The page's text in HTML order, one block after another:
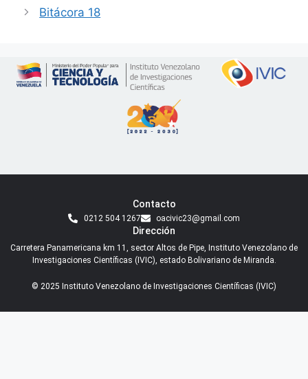
Bitácora 18
Contacto
0212 504 1267 oacivic23@gmail.com
Dirección
Carretera Panamericana km 11, sector Altos de Pipe, Instituto Venezolano de
Investigaciones Científicas (IVIC), estado Bolivariano de Miranda.
© 2025 Instituto Venezolano de Investigaciones Científicas (IVIC)